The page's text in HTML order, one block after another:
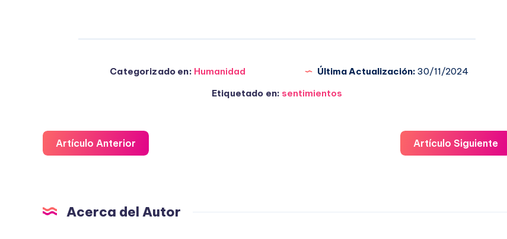
Categorizado en: Humanidad Última Actualización: 30/11/2024
Etiquetado en: sentimientos
Artículo Anterior Artículo Siguiente
Acerca del Autor